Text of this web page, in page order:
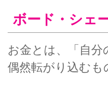
ボード・シェ
お金とは、「自
偶然転がり込むも